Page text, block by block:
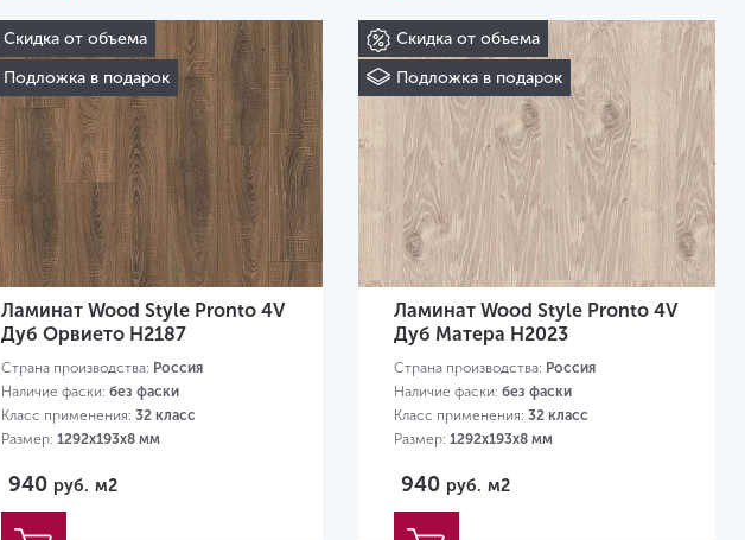
Скидка от объема
Подложка в подарок
Ламинат Wood Style Pronto 4V
Дуб Орвието H2187
Страна производства: Россия
Наличие фаски: без фаски
Класс применения: 32 класс
Размер: 1292х193х8 мм
940 руб. м2
Скидка от объема
Подложка в подарок
Ламинат Wood Style Pronto 4V
Дуб Матера H2023
Страна производства: Россия
Наличие фаски: без фаски
Класс применения: 32 класс
Размер: 1292х193х8 мм
940 руб. м2